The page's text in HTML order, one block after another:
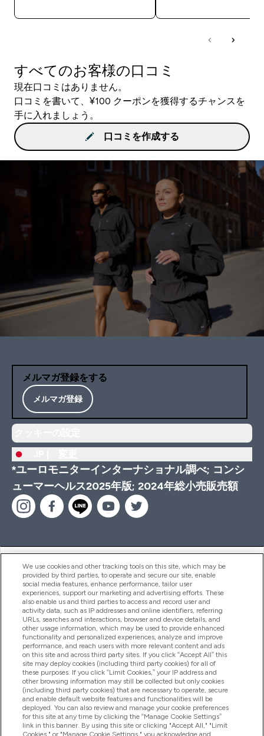
すべてのお客様の口コミ
現在口コミはありません。
口コミを書いて、¥100 クーポンを獲得するチャンスを
手に入れましょう。
口コミを作成する
メルマガ登録をする
メルマガ登録
*ユーロモニターインターナショナル調べ; コンシ
ューマーヘルス2025年版; 2024年総小売販売額
ヘルプ＆ガイド
商品について
会社概要
特典＆ポイント
2026 The Hut.com Ltd
We use cookies and other tracking tools on this site, which may be
provided by third parties, to operate and secure our site, enable
social media features, enhance performance, tailor user
experiences, support our marketing and advertising efforts. These
also enable us and third parties to access and record user and
activity data, such as IP addresses and online identifiers, referring
URLs, searches and interactions, browser and device details, and
other usage information, which may be used to provide enhanced
functionality and personalized experiences, analyze and improve
performance, and reach users with more relevant content and ads
on this site and across third party sites. If you click “Accept All” this
site may deploy cookies (including third party cookies) for all of
these purposes. If you click “Limit Cookies,” your IP address and
other browsing information may still be collected but only cookies
(including third party cookies) that are necessary to operate, secure
and enable default website features and functionalities will be
deployed. You can also review and manage your cookie preferences
for this site at any time by clicking the “Manage Cookie Settings”
link in this banner. By using this site or clicking "Accept All," "Limit
Cookies," or "Manage Cookie Settings," you acknowledge and